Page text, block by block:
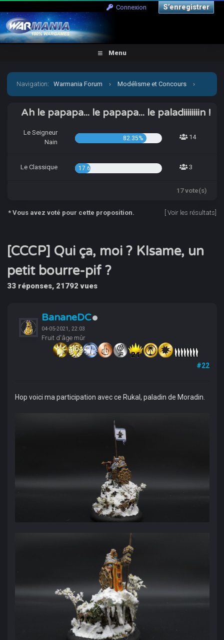
Connexion S’enregistrer
Menu
Navigation:Warmania Forum › Modélisme et Concours ›
Concours & défis [CCCP] Qui ça, moi ? KIsame, un petit
bourre-pif ?
Ah le papapa... le papapa... le paladiiiiiiiin !
Le Seigneur
Nain
82.35% 14
Le Classique 17.65% 3
17 vote(s)
* Vous avez voté pour cette proposition. Voir les résultats
[CCCP] Qui ça, moi ? KIsame, un
petit bourre-pif ?
33 réponses, 21792 vues
BananeDC
04-05-2021, 22:03
Fruit d'âge mûr
#22
Hop voici ma participation avec ce Rukal, paladin de Moradin.